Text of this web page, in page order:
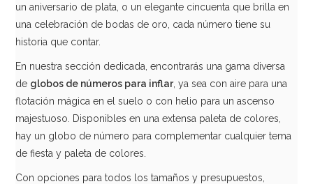
4,95€
AÑADIR
un aniversario de plata, o un elegante cincuenta que brilla en
una celebración de bodas de oro, cada número tiene su
historia que contar.
En nuestra sección dedicada, encontrarás una gama diversa
de globos de números para inflar, ya sea con aire para una
flotación mágica en el suelo o con helio para un ascenso
majestuoso. Disponibles en una extensa paleta de colores,
hay un globo de número para complementar cualquier tema
de fiesta y paleta de colores.
Con opciones para todos los tamaños y presupuestos,